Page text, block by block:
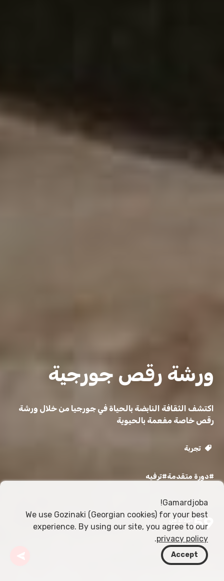
ورشة رقص جورجية
اكتشف الثقافة النابضة بالحياة في جورجيا من خلال ورشة
رقص خاصة مفعمة بالحيوية
تجربة
#دورة متقدمة#ترفيه
59 ابتداءً من
USD
Gamardjoba!
We use Gozinaki (Georgian cookies) for your best
experience. By using our site, you agree to our
privacy policy
.
Accept